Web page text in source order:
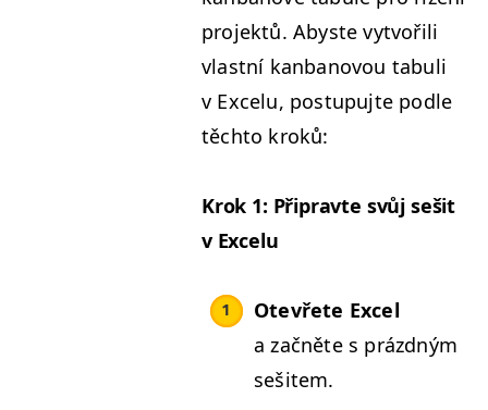
pro­jek­tů. Abyste vytvořili
vlast­ní kan­banovou tab­u­li
v Excelu, pos­tupu­jte podle
těch­to kroků:
Krok 1: Připravte svůj sešit
v Excelu
Otevřete Excel
a začněte s prázd­ným
sešitem.